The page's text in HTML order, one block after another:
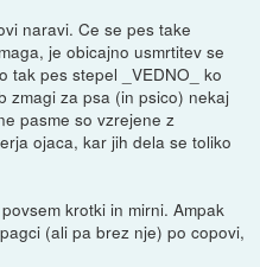
naravi. Ce se pes take
je obicajno usmrtitev se
tak pes stepel _VEDNO_ ko
zmagi za psa (in psico) nekaj
pasme so vzrejene z
ojaca, kar jih dela se toliko
krotki in mirni. Ampak
(ali pa brez nje) po copovi,